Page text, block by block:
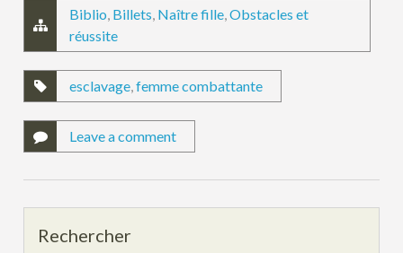
Biblio, Billets, Naître fille,Obstacles et
réussite
esclavage,femme combattante
Leave a comment
Rechercher